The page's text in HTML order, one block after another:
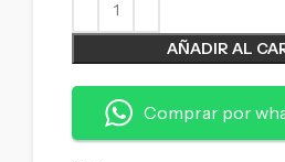
AÑADIR AL
Comprar por